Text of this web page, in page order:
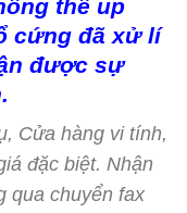
thể up
cứng đã xử lí
được sự
Cửa hàng vi tính,
đặc biệt. Nhận
qua chuyển fax